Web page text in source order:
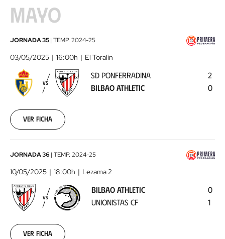
MAYO
SD
Ponferradina
Bilbao
Athletic 2025-
03
JORNADA 35| TEMP. 2024-25
03/05/2025 16:00h El Toralín
VS
SD PONFERRADINA
BILBAO ATHLETIC
2
0
Ver ficha
Bilbao
Athletic
-
Unionistas
CF2025-
10
JORNADA 36 | TEMP. 2024-25
10/05/2025 18:00h Lezama 2
VS
BILBAO ATHLETIC
UNIONISTAS CF
0
1
Ver ficha